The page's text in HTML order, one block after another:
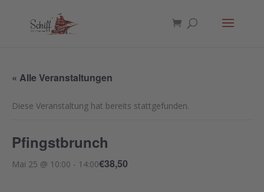
« Alle Veranstaltungen
Diese Veranstaltung hat bereits stattgefunden.
Pfingstbrunch
Mai 25 @ 10:00 - 14:00€38,50